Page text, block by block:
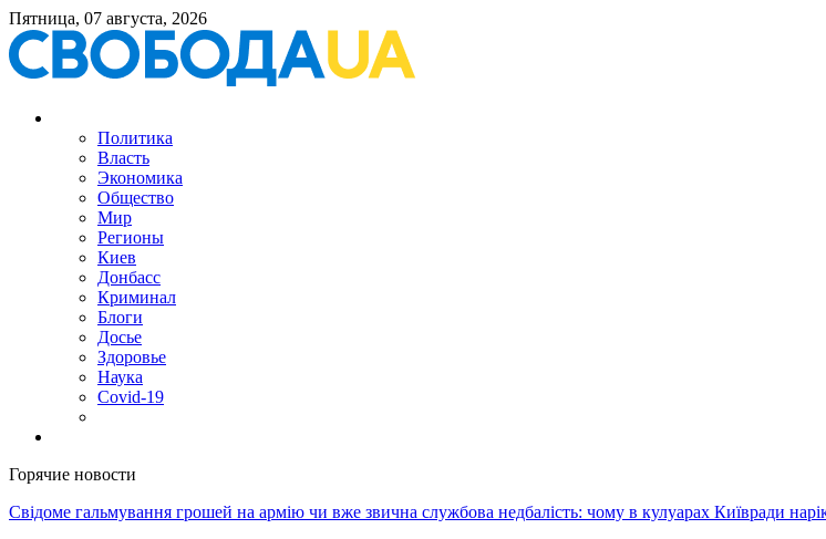
Пятница, 07 августа, 2026
Политика
Власть
Экономика
Общество
Мир
Регионы
Киев
Донбасс
Криминал
Блоги
Досье
Здоровье
Наука
Covid-19
Горячие новости
Свідоме гальмування грошей на армію чи вже звична службова недбалість: чому в кулуарах Київради